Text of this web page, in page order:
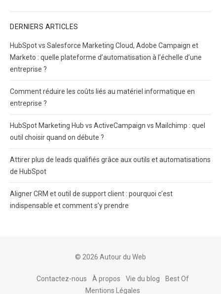
DERNIERS ARTICLES
HubSpot vs Salesforce Marketing Cloud, Adobe Campaign et
Marketo : quelle plateforme d’automatisation à l’échelle d’une
entreprise ?
Comment réduire les coûts liés au matériel informatique en
entreprise ?
HubSpot Marketing Hub vs ActiveCampaign vs Mailchimp : quel
outil choisir quand on débute ?
Attirer plus de leads qualifiés grâce aux outils et automatisations
de HubSpot
Aligner CRM et outil de support client : pourquoi c’est
indispensable et comment s’y prendre
© 2026 Autour du Web
Contactez-nous À propos Vie du blog
Best Of
Mentions Légales